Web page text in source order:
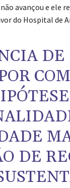
avançou e ele
do Hospital de
DE
DE